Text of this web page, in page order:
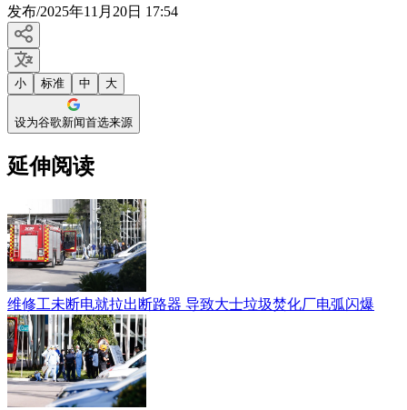
发布/2025年11月20日 17:54
小 标准 中 大
设为谷歌新闻首选来源
延伸阅读
维修工未断电就拉出断路器 导致大士垃圾焚化厂电弧闪爆